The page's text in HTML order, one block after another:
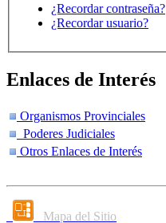
¿Recordar contraseña?
¿Recordar usuario?
Enlaces de Interés
Organismos Provinciales
Poderes Judiciales
Otros Enlaces de Interés
Mapa del Sitio